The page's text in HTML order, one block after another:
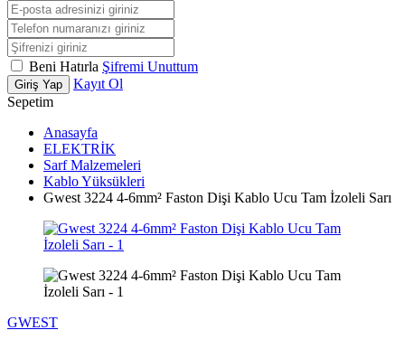
Beni Hatırla Şifremi Unuttum
Giriş Yap
Kayıt Ol
Sepetim
Anasayfa
ELEKTRİK
Sarf Malzemeleri
Kablo Yüksükleri
Gwest 3224 4-6mm² Faston Dişi Kablo Ucu Tam İzoleli Sarı
GWEST